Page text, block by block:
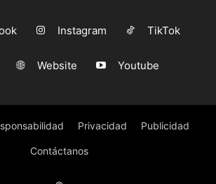
Instagram TikTok
Website Youtube
Privacidad Publicidad
Contáctanos